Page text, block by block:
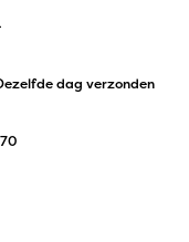
dag verzonden